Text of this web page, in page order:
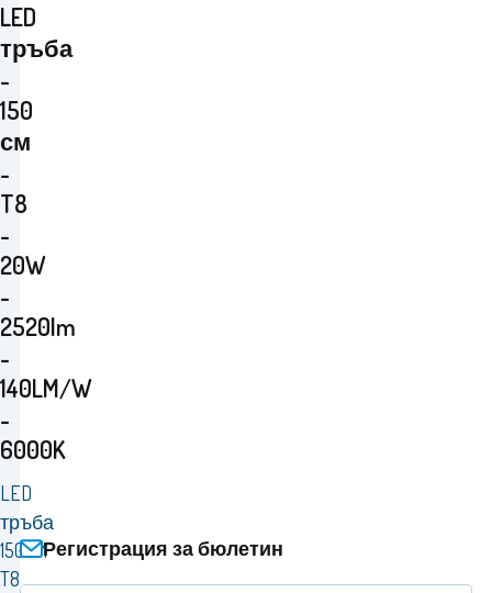
LED
тръба
-
150
см
-
T8
-
20W
-
2520lm
-
140LM/W
-
6000K
LED
тръба
150CM
T8
Регистрация за бюлетин